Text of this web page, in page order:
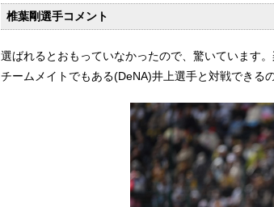
椎葉剛選手コメント
選ばれるとおもっていなかったので、驚いています
チームメイトでもある(DeNA)井上選手と対戦できる